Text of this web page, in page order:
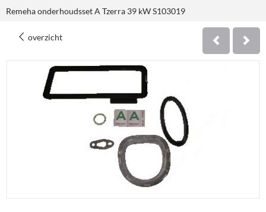
Remeha onderhoudsset A Tzerra 39 kW S103019
overzicht